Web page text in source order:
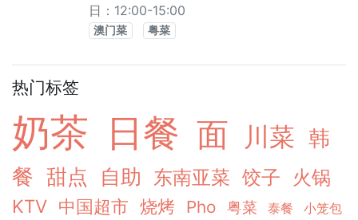
日：12:00-15:00
澳门菜 粤菜
热门标签
奶茶 日餐 面 川菜 韩
餐 甜点 自助 东南亚菜 饺子 火锅
KTV 中国超市 烧烤 Pho 粤菜 泰餐
小笼包